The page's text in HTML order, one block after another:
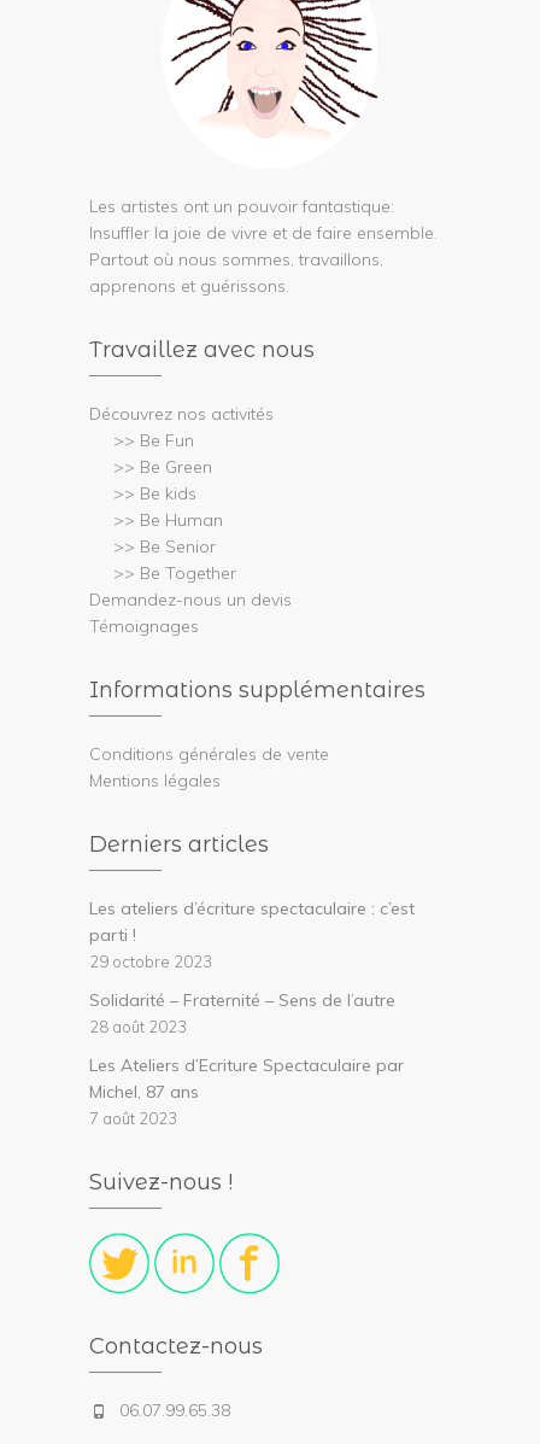
Les artistes ont un pouvoir fantastique:
Insuffler la joie de vivre et de faire ensemble.
Partout où nous sommes, travaillons,
apprenons et guérissons.
Travaillez avec nous
Découvrez nos activités
>> Be Fun
>> Be Green
>> Be kids
>> Be Human
>> Be Senior
>> Be Together
Demandez-nous un devis
Témoignages
Informations supplémentaires
Conditions générales de vente
Mentions légales
Derniers articles
Les ateliers d’écriture spectaculaire : c’est
parti !
29 octobre 2023
Solidarité – Fraternité – Sens de l’autre
28 août 2023
Les Ateliers d’Ecriture Spectaculaire par
Michel, 87 ans
7 août 2023
Suivez-nous !
Contactez-nous
06.07.99.65.38